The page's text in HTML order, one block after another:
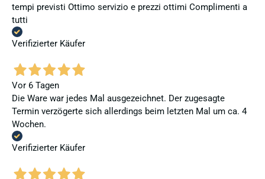
tempi previsti Ottimo servizio e prezzi ottimi Complimenti a
tutti
Verifizierter Käufer
Vor 6 Tagen
Die Ware war jedes Mal ausgezeichnet. Der zugesagte
Termin verzögerte sich allerdings beim letzten Mal um ca. 4
Wochen.
Verifizierter Käufer